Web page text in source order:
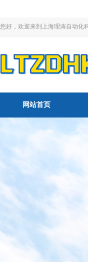
您好，欢迎来到上海理涛自动化
网站首页